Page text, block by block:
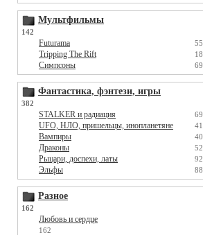
Мультфильмы
142
Futurama 55
Tripping The Rift 18
Симпсоны 69
Фантастика, фэнтези, игры
382
STALKER и радиация 69
UFO, НЛО, пришельцы, инопланетяне 41
Вампиры 40
Драконы 52
Рыцари, доспехи, латы 92
Эльфы 88
Разное
162
Любовь и сердце
162